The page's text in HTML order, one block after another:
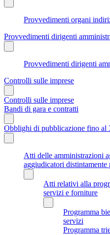
Provvedimenti organi
Provvedimenti dirigenti
Provvedimenti dirigenti
Controlli sulle imprese
Controlli sulle imprese
Bandi di gara e contratti
Obblighi di pubblicazione fino al
Atti delle amministrazioni
aggiudicatori distintamente
Atti relativi alla
servizi e forniture
Programma
servizi
Programma